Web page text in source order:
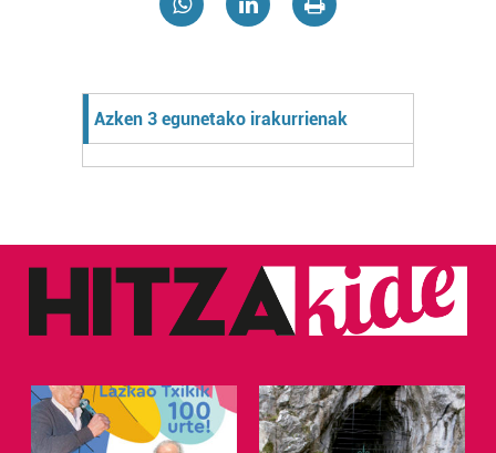
Azken 3 egunetako irakurrienak